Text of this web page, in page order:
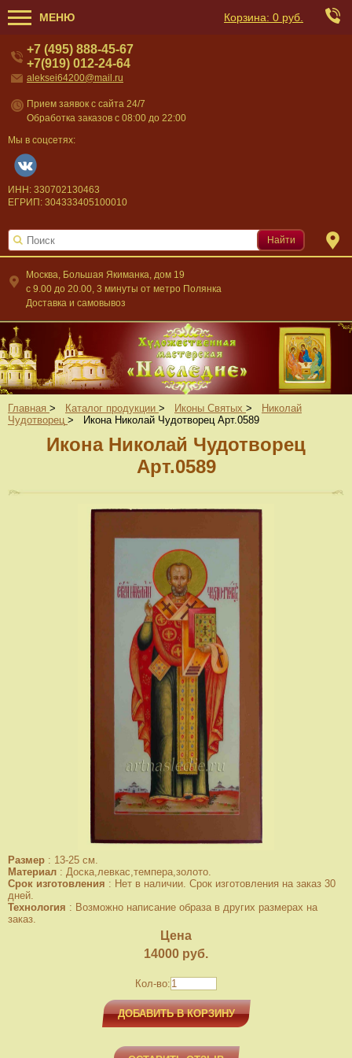
МЕНЮ Корзина: 0 руб.
Москва, Большая Якиманка, дом 19
c 9.00 до 20.00, 3 минуты от метро Полянка
Доставка и самовывоз
+7 (495) 888-45-67
+7(919) 012-24-64
aleksei64200@mail.ru
Прием заявок с сайта 24/7
Обработка заказов с 08:00 до 22:00
Мы в соцсетях:
ИНН: 330702130463
ЕГРИП: 304333405100010
Найти
Главная > Каталог продукции > Иконы Святых >
Николай
Чудотворец > Икона Николай Чудотворец Арт.0589
Икона Николай Чудотворец
Арт.0589
Размер : 13-25 см.
Материал : Доска,левкас,темпера,золото.
Срок изготовления : Нет в наличии. Срок изготовления на заказ 30
дней.
Технология : Возможно написание образа в других размерах на
заказ.
Цена
14000 руб.
Кол-во:
ДОБАВИТЬ В КОРЗИНУ